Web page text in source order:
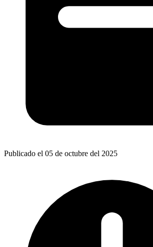
Publicado el 05 de octubre del 2025